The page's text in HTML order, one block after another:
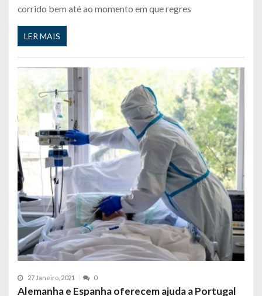
corrido bem até ao momento em que regres
LER MAIS
27 Janeiro, 2021 0
Alemanha e Espanha oferecem ajuda a Portugal